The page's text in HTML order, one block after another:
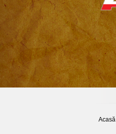
75
memoriam Gabi Cadariu
Acasă